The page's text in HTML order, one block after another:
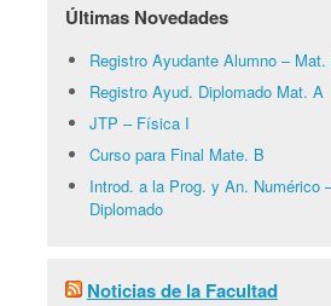
Últimas Novedades
Registro Ayudante Alumno – Mat.
Registro Ayud. Diplomado Mat. A
JTP – Física I
Curso para Final Mate. B
Introd. a la Prog. y An. Numérico
Diplomado
Noticias de la Facultad